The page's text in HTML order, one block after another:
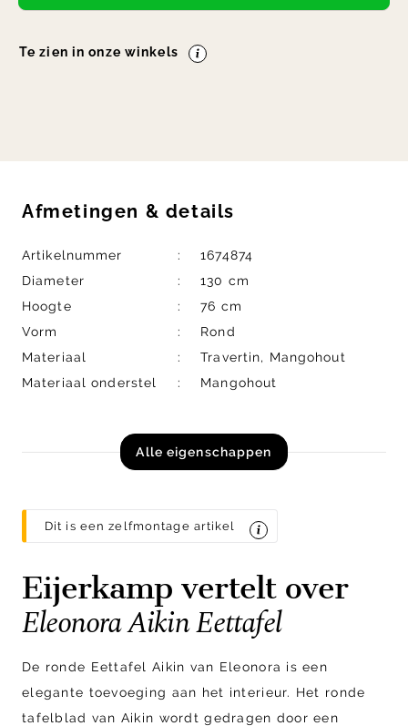
Te zien in onze winkels
Afmetingen & details
Artikelnummer
1674874
Diameter
130 cm
Hoogte
76 cm
Vorm
Rond
Materiaal
Travertin, Mangohout
Materiaal onderstel
Mangohout
Alle eigenschappen
Dit is een zelfmontage artikel
Eijerkamp vertelt over
Eleonora Aikin Eettafel
De ronde Eettafel Aikin van Eleonora is een
elegante toevoeging aan het interieur. Het ronde
tafelblad van Aikin wordt gedragen door een